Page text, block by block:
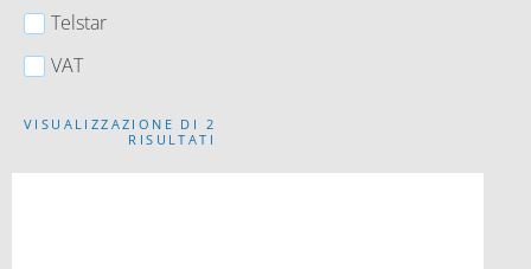
Telstar
VAT
VISUALIZZAZIONE DI 2
RISULTATI